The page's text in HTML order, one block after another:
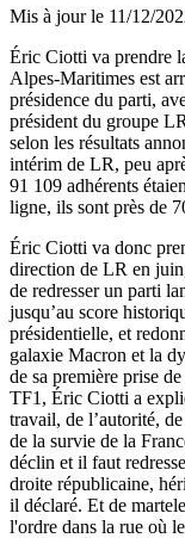
Mis à jour le 11/12/
Éric Ciotti va prendre
Alpes-Maritimes est
présidence du parti,
président du groupe
selon les résultats
intérim de LR, peu
91 109 adhérents
ligne, ils sont près de
Éric Ciotti va donc
direction de LR en
de redresser un parti
jusqu’au score
présidentielle, et
galaxie Macron et la
de sa première prise
TF1 , Éric Ciotti a
travail, de l’autorité,
de la survie de la
déclin et il faut
droite républicaine,
il déclaré. Et de
l'ordre dans la rue où